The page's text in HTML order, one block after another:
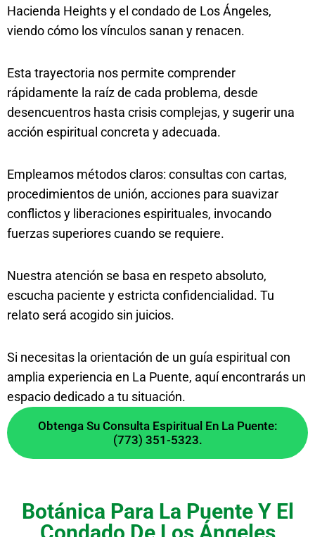
Hacienda Heights y el condado de Los Ángeles,
viendo cómo los vínculos sanan y renacen.
Esta trayectoria nos permite comprender
rápidamente la raíz de cada problema, desde
desencuentros hasta crisis complejas, y sugerir una
acción espiritual concreta y adecuada.
Empleamos métodos claros: consultas con cartas,
procedimientos de unión, acciones para suavizar
conflictos y liberaciones espirituales, invocando
fuerzas superiores cuando se requiere.
Nuestra atención se basa en respeto absoluto,
escucha paciente y estricta confidencialidad. Tu
relato será acogido sin juicios.
Si necesitas la orientación de un guía espiritual con
amplia experiencia en La Puente, aquí encontrarás un
espacio dedicado a tu situación.
Obtenga Su Consulta Espiritual En La Puente:
(773) 351-5323.
Botánica Para La Puente Y El